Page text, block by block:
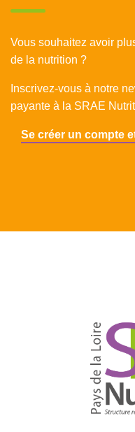
Vous souhaitez avoir
de la nutrition ?
Inscrivez-vous à notre
payante à la SRAE
Se créer un compte